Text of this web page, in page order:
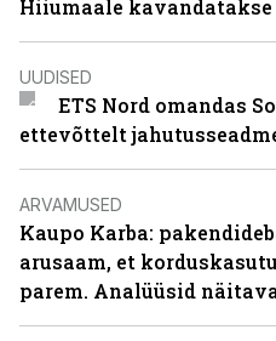
Hiiumaale
UUDISED
ETS Nord omandas
ettevõttelt
ARVAMUSED
Kaupo Karba:
arusaam, et
parem. Analüüsid